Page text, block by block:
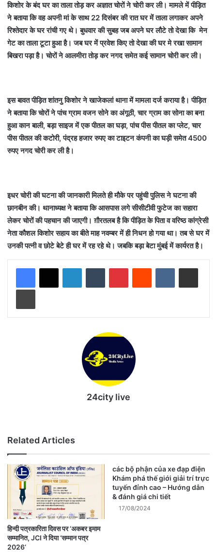
किशोर के बंद घर का ताला तोड़ कर अज्ञात चोरों ने चोरी कर ली। मामले में पीड़ित
ने बताया कि वह अपनी मां के साथ 22 दिसंबर की रात घर में ताला लगाकर अपने
रिश्तेदार के घर रांची गए थे। बुधवार की सुबह जब अपने घर लौटे तो देखा कि मेन
गेट का ताला टूटा हुआ है। जब घर में प्रवेश किए तो देखा की घर मे रखा सामान
बिखरा पड़ा है। चोरों ने आलमीरा तोड़ कर नगद समेत कई सामान चोरी कर ली।
इस बावत पीड़ित शांतनु किशोर ने खाजेकलां थाना में मामला दर्ज कराया है। पीड़ित
ने बताया कि चोरों ने पांच ग्राम वजन सोने का अंगूठी, चार ग्राम का सोना का बना
हुआ कान बाली, बड़ा साइज में एक पीतल का घड़ा, पांच पीस पीतल का प्लेट, चार
पीस पीतल की कटोरी, पंद्रह हजार रुपए का टाइटन कंपनी का घड़ी समेत 4500
रुपए नगद चोरी कर ली है।
इधर चोरी की घटना की जानकारी मिलते ही मौके पर पहुंची पुलिस ने घटना की
छानबीन की। थानाध्यक्ष ने बताया कि आसपास लगे सीसीटीवी फुटेज का सहारा
लेकर चोरों की पहचान की जाएगी। ग़ौरतलब है कि पीड़ित के पिता व वरिष्ठ कांग्रेसी
नेता कौशल किशोर सहाय का बीते माह नवम्बर में ही निधन हो गया था। तब से घर में
उनकी पत्नी व छोटे बेटे ही घर में रह रहे थे। जबकि बड़ा बेटा मुंबई में कार्यरत है।
LinkedInTumblr PinterestReddit VKontakteShare via Email
Print
24city live
Related Articles
हिन्दी पत्रकारिता दिवस पर ‘अकबर इमाम
सम्मानित, JCI ने दिया ‘सम्मान पत्र
2026’
các bộ phận của xe đạp điện
Khám phá thế giới giải trí trực
tuyến đỉnh cao – Hướng dẫn
& đánh giá chi tiết
17/08/2024